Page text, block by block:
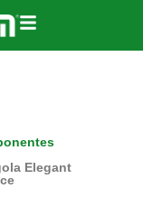
Elegant